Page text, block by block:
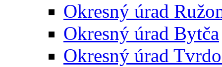
Okresný úrad
Okresný úrad Bytča
Okresný úrad